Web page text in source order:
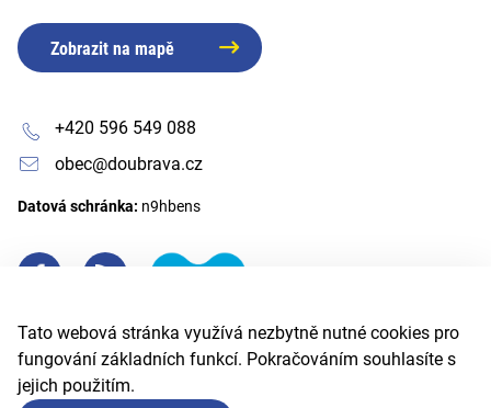
Tato webová stránka využívá nezbytně nutné cookies pro
fungování základních funkcí. Pokračováním souhlasíte s
jejich použitím.
Zobrazit na mapě
+420 596 549 088
obec@doubrava.cz
Datová schránka: n9hbens